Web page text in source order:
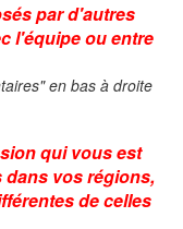
par d'autres
l'équipe ou entre
en bas à droite
qui vous est
vos régions,
de celles